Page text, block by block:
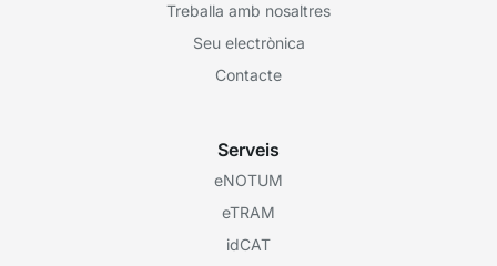
Treballa amb nosaltres
Seu electrònica
Contacte
Serveis
eNOTUM
eTRAM
idCAT